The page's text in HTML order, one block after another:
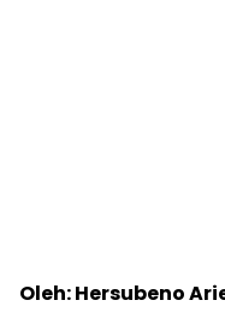
Oleh: Hersubeno